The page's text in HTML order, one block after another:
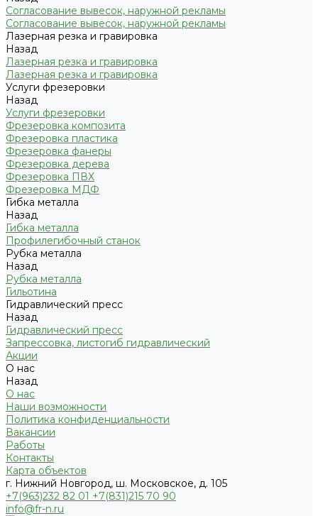
Согласование вывесок, наружной рекламы
Согласование вывесок, наружной рекламы
Лазерная резка и гравировка
Назад
Лазерная резка и гравировка
Лазерная резка и гравировка
Услуги фрезеровки
Назад
Услуги фрезеровки
Фрезеровка композита
Фрезеровка пластика
Фрезеровка фанеры
Фрезеровка дерева
Фрезеровка ПВХ
Фрезеровка МДФ
Гибка металла
Назад
Гибка металла
Профилегибочный станок
Рубка металла
Назад
Рубка металла
Гильотина
Гидравлический пресс
Назад
Гидравлический пресс
Запрессовка, листогиб гидравлический
Акции
О нас
Назад
О нас
Наши возможности
Политика конфиденциальности
Вакансии
Работы
Контакты
Карта объектов
г. Нижний Новгород, ш. Московское, д. 105
+7(963)232 82 01 +7(831)215 70 90
info@fr-n.ru